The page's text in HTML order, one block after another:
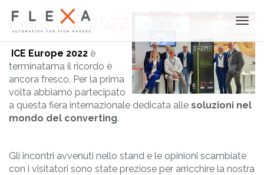
Fiera ICE 2022
ICE Europe 2022 è
terminatama il ricordo è
ancora fresco. Per la prima
volta abbiamo partecipato
a questa fiera internazionale dedicata alle soluzioni nel
mondo del converting.
Gli incontri avvenuti nello stand e le opinioni scambiate
con i visitatori sono state preziose per arricchire la nostra